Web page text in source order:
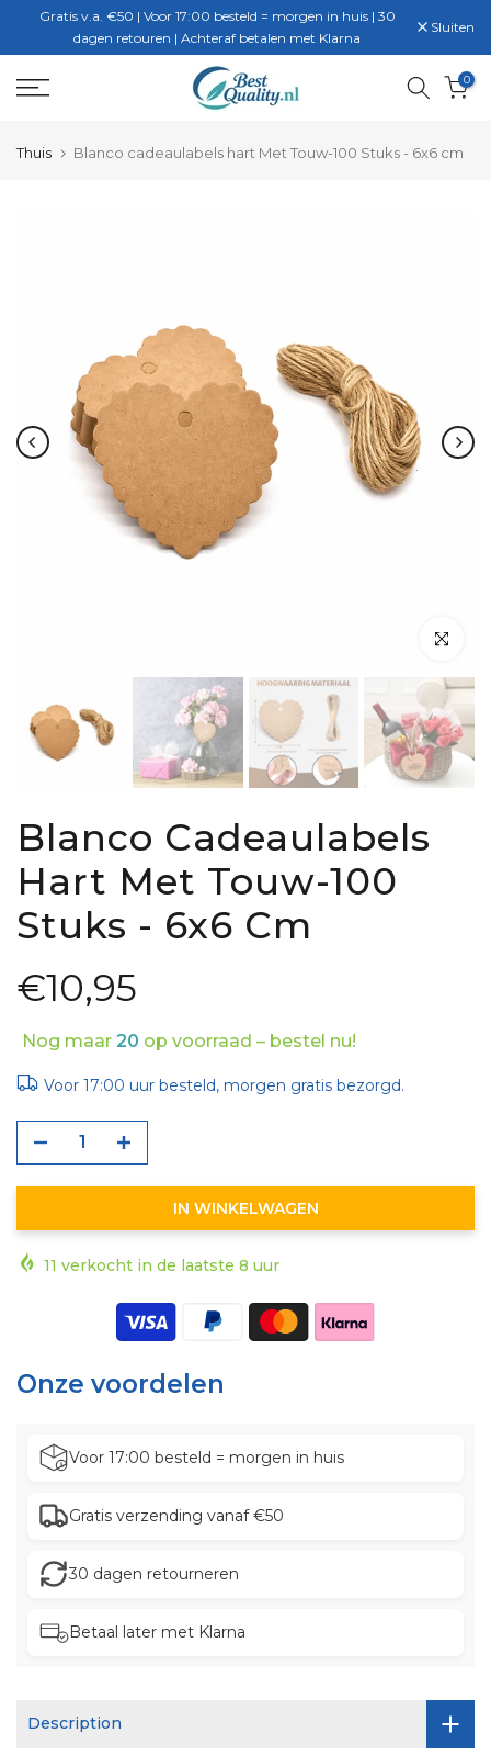
Gratis v.a. €50 | Voor 17:00 besteld = morgen in huis | 30
dagen retouren | Achteraf betalen met Klarna
Sluiten
0
Thuis Blanco cadeaulabels hart Met Touw-100 Stuks - 6x6 cm
Klik om
Blanco Cadeaulabels
Hart Met Touw-100
Stuks - 6x6 Cm
€10,95
Nog maar 20 op voorraad – bestel nu!
Voor 17:00 uur besteld, morgen gratis bezorgd.
IN WINKELWAGEN
11 verkocht in de laatste 8 uur
Onze voordelen
Voor 17:00 besteld = morgen in huis
Gratis verzending vanaf €50
30 dagen retourneren
Betaal later met Klarna
Description